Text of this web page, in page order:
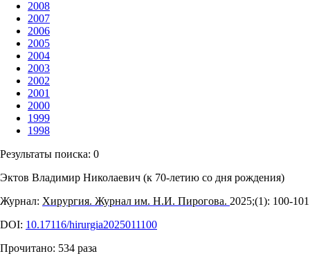
2008
2007
2006
2005
2004
2003
2002
2001
2000
1999
1998
Результаты поиска: 0
Эктов Владимир Николаевич (к 70-летию со дня рождения)
Журнал: Хирургия. Журнал им. Н.И. Пирогова. 2025;(1): 100‑101
DOI: 10.17116/hirurgia2025011100
Прочитано: 534 раза